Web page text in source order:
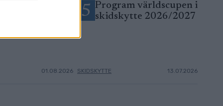
01.08.2026
5 Program världscupen i
skidskytte 2026/2027
SKIDSKYTTE 13.07.2026